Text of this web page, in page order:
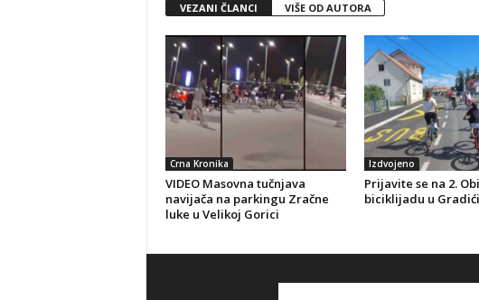
VEZANI ČLANCI VIŠE OD AUTORA
Crna Kronika
VIDEO Masovna tučnjava
navijača na parkingu Zračne
luke u Velikoj Gorici
Izdvojeno
Prijavite se na 2.
biciklijadu u